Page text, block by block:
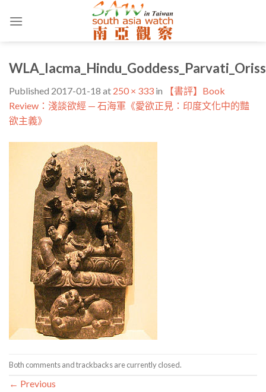
Published 2017-01-18 at 250 × 333 in
【書評】Book
Review：淺談欲經 — 石海軍《愛欲正見：印度文化中的豔
欲主義》
Both comments and trackbacks are currently closed.
← Previous